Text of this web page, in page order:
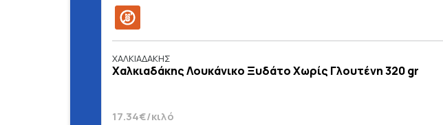
ΧΑΛΚΙΑΔΑΚΗΣ
Χαλκιαδάκης Λουκάνικο Ξυδάτο Χωρίς Γλουτένη 320 gr
17.34€/κιλό